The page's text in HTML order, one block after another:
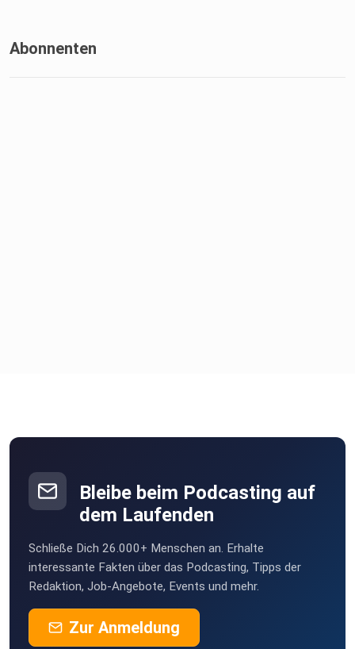
Abonnenten
Bleibe beim Podcasting auf
dem Laufenden
Schließe Dich 26.000+ Menschen an. Erhalte
interessante Fakten über das Podcasting, Tipps der
Redaktion, Job-Angebote, Events und mehr.
Zur Anmeldung